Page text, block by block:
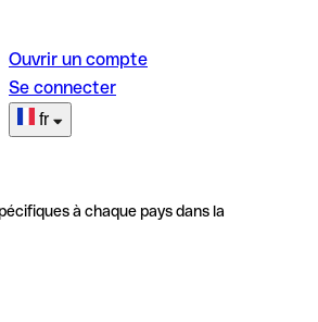
Ouvrir un compte
Se connecter
fr
à chaque pays dans la